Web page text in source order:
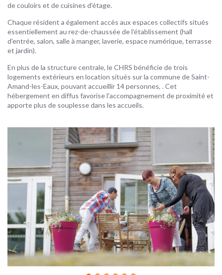
de couloirs et de cuisines d'étage.
Chaque résident a également accès aux espaces collectifs situés
essentiellement au rez-de-chaussée de l'établissement (hall
d'entrée, salon, salle à manger, laverie, espace numérique, terrasse
et jardin).
En plus de la structure centrale, le CHRS bénéficie de trois
logements extérieurs en location situés sur la commune de Saint-
Amand-les-Eaux, pouvant accueillir 14 personnes, . Cet
hébergement en diffus favorise l'accompagnement de proximité et
apporte plus de souplesse dans les accueils.